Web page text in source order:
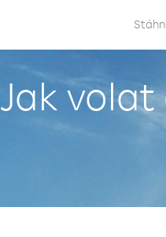
Jak